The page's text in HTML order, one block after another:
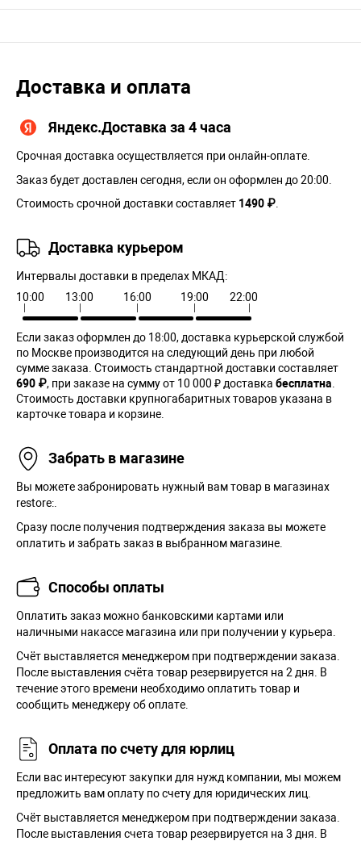
Доставка и оплата
Яндекс.Доставка за 4 часа
Срочная доставка осуществляется при онлайн-оплате.
Заказ будет доставлен сегодня, если он оформлен до 20:00.
Стоимость срочной доставки составляет 1490 ₽
Доставка курьером
Интервалы доставки в пределах МКАД:
10:00
13:00 16:00 19:00 22:00
Если заказ оформлен до 18:00, доставка курьерской службой
по Москве производится на следующий день при любой
сумме заказа. Cтоимость стандартной доставки составляет
690 ₽, при заказе на сумму от 10 000 ₽ доставка бесплатна
Стоимость доставки крупногабаритных товаров указана в
карточке товара и корзине.
Забрать в магазине
Вы можете забронировать нужный вам товар в магазинах
restore:.
Сразу после получения подтверждения заказа вы можете
оплатить и забрать заказ в выбранном магазине.
Способы оплаты
Оплатить заказ можно банковскими картами или
наличными накассе магазина или при получении у курьера.
Cчёт выставляется менеджером при подтверждении заказа.
После выставления счёта товар резервируется на 2 дня. В
течение этого времени необходимо оплатить товар и
сообщить менеджеру об оплате.
Оплата по счету для юрлиц
Если вас интересуют закупки для нужд компании, мы можем
предложить вам оплату по счету для юридических лиц.
Счёт выставляется менеджером при подтверждении заказа.
После выставления счета товар резервируется на 3 дня. В